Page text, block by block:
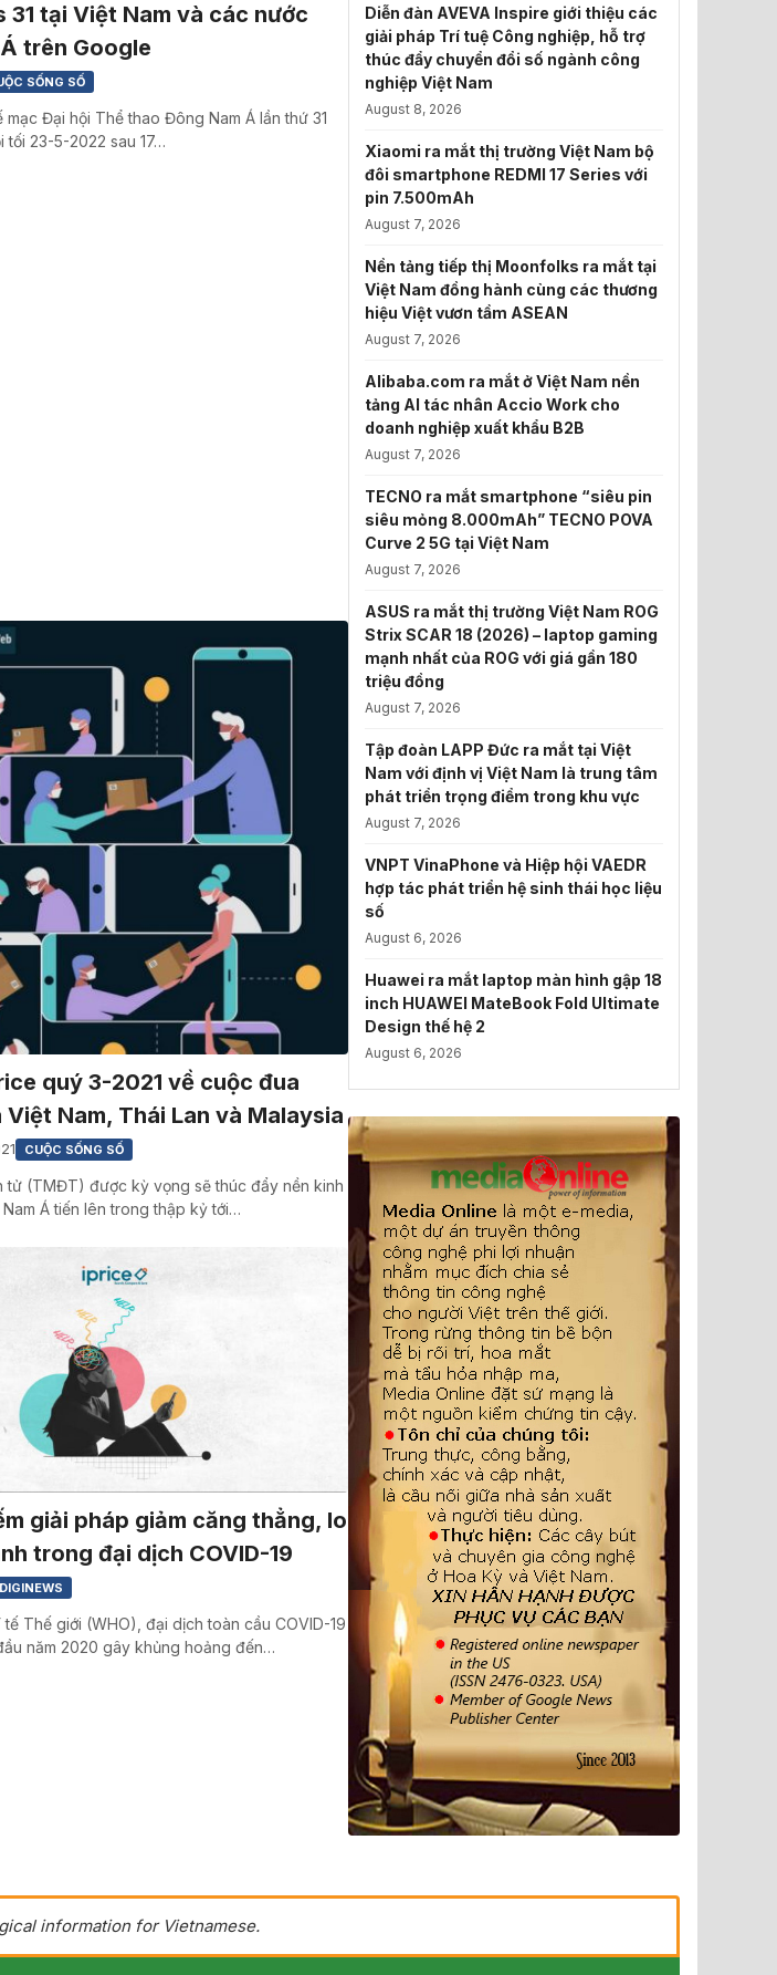
31 tại Việt Nam và các nước
trên Google
SỐNG SỐ
mạc Đại hội Thể thao Đông Nam Á lần thứ 31
tối 23-5-2022 sau 17…
quý 3-2021 về cuộc đua
Nam, Thái Lan và Malaysia
CUỘC SỐNG SỐ
tử (TMĐT) được kỳ vọng sẽ thúc đẩy nền kinh
Á tiến lên trong thập kỷ tới…
giải pháp giảm căng thẳng, lo
trong đại dịch COVID-19
DIGINEWS
Thế giới (WHO), đại dịch toàn cầu COVID-19
năm 2020 gây khủng hoảng đến…
Diễn đàn AVEVA Inspire giới thiệu các
giải pháp Trí tuệ Công nghiệp, hỗ trợ
thúc đẩy chuyển đổi số ngành công
nghiệp Việt Nam
August 8, 2026
Xiaomi ra mắt thị trường Việt Nam bộ
đôi smartphone REDMI 17 Series với
pin 7.500mAh
August 7, 2026
Nền tảng tiếp thị Moonfolks ra mắt tại
Việt Nam đồng hành cùng các thương
hiệu Việt vươn tầm ASEAN
August 7, 2026
Alibaba.com ra mắt ở Việt Nam nền
tảng AI tác nhân Accio Work cho
doanh nghiệp xuất khẩu B2B
August 7, 2026
TECNO ra mắt smartphone “siêu pin
siêu mỏng 8.000mAh” TECNO POVA
Curve 2 5G tại Việt Nam
August 7, 2026
ASUS ra mắt thị trường Việt Nam ROG
Strix SCAR 18 (2026) – laptop gaming
mạnh nhất của ROG với giá gần 180
triệu đồng
August 7, 2026
Tập đoàn LAPP Đức ra mắt tại Việt
Nam với định vị Việt Nam là trung tâm
phát triển trọng điểm trong khu vực
August 7, 2026
VNPT VinaPhone và Hiệp hội VAEDR
hợp tác phát triển hệ sinh thái học liệu
số
August 6, 2026
Huawei ra mắt laptop màn hình gập 18
inch HUAWEI MateBook Fold Ultimate
Design thế hệ 2
August 6, 2026
information for Vietnamese.